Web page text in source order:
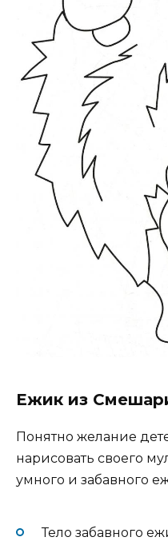
Ежик из
Понятно желание
нарисовать своего
умного и забавного
Тело забавного